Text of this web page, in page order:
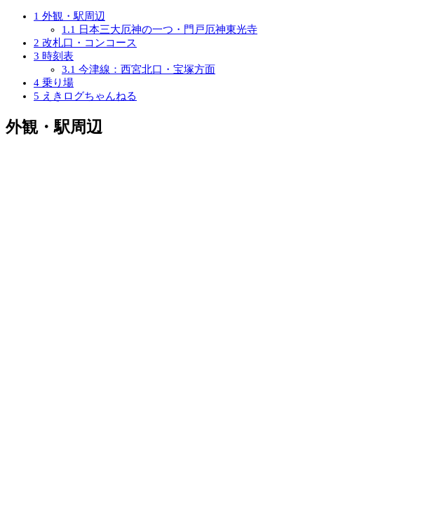
1 外観・駅周辺
1.1
日本三大厄神の一つ・門戸厄神東光寺
2 改札口・コンコース
3 時刻表
3.1 今津線：西宮北口・宝塚方面
4 乗り場
5 えきログちゃんねる
外観・駅周辺